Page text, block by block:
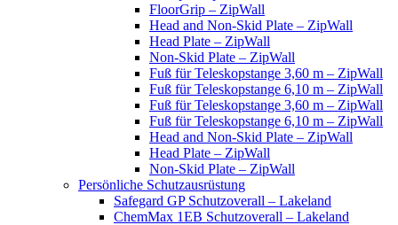
FloorGrip – ZipWall
Head and Non-Skid Plate – ZipWall
Head Plate – ZipWall
Non-Skid Plate – ZipWall
Fuß für Teleskopstange 3,60 m – ZipWall
Fuß für Teleskopstange 6,10 m – ZipWall
Fuß für Teleskopstange 3,60 m – ZipWall
Fuß für Teleskopstange 6,10 m – ZipWall
Head and Non-Skid Plate – ZipWall
Head Plate – ZipWall
Non-Skid Plate – ZipWall
Persönliche Schutzausrüstung
Safegard GP Schutzoverall – Lakeland
ChemMax 1EB Schutzoverall – Lakeland